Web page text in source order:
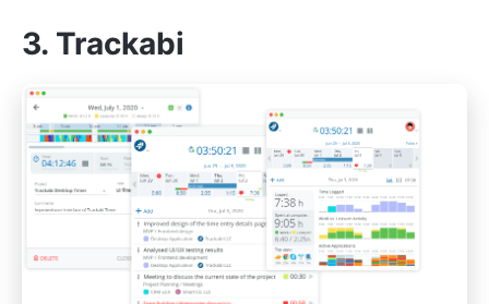
3. Trackabi